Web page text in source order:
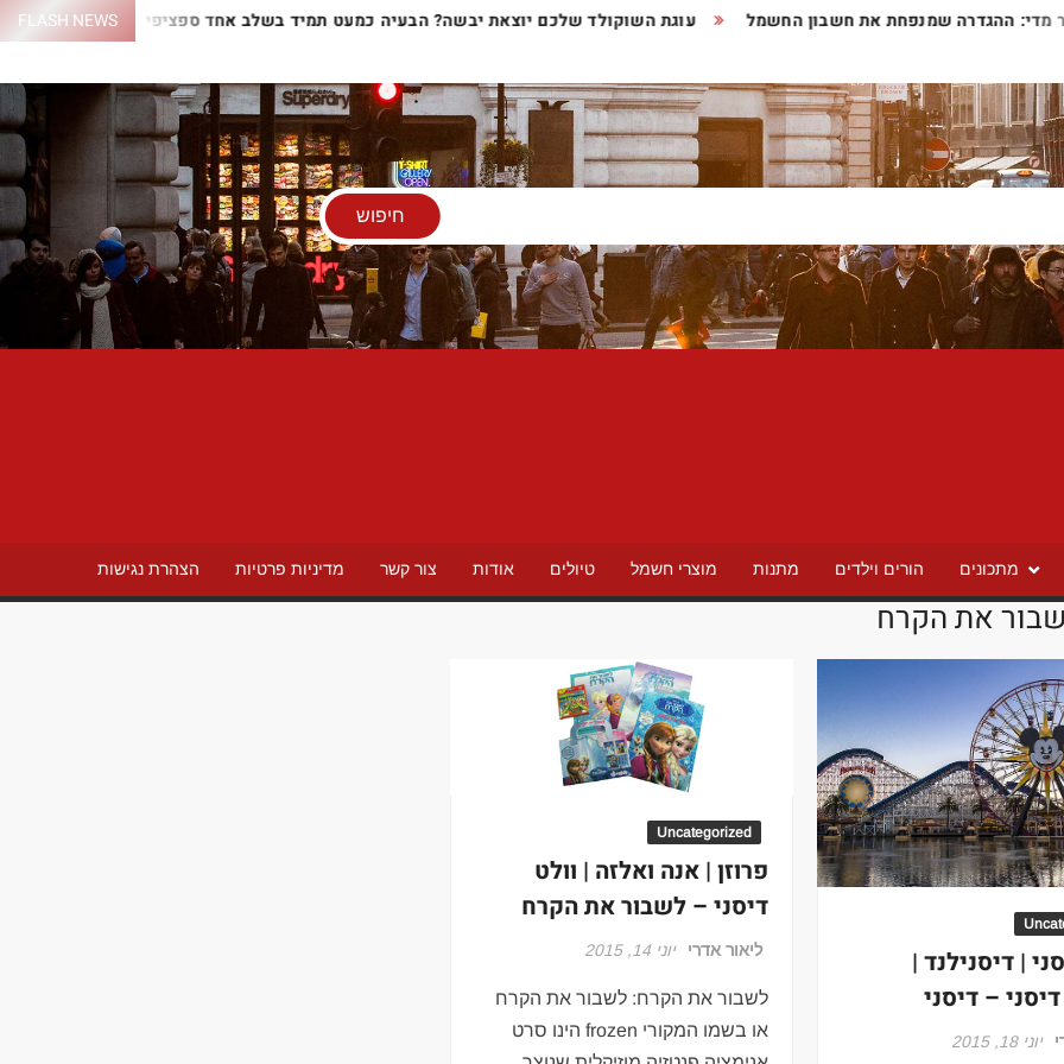
FLASH NEWS
התנור עוגת השוקולד שלכם יוצאת יבשה? הבעיה כמעט תמיד בשלב אחד ספציפי מדי: ההגדרה שמנפחת את חשבון החשמל
מתכונים הורים וילדים מתנות מוצרי חשמל טיולים אודות צור קשר מדיניות פרטיות הצהרת נגישות
את הקרח
| דיסנילנד |
– דיסני
יוני 18, 2015
Uncategorized
פרוזן | אנה ואלזה | וולט
דיסני – לשבור את הקרח
ליאור אדרי יוני 14, 2015
לשבור את הקרח: לשבור את הקרח
או בשמו המקורי frozen הינו סרט